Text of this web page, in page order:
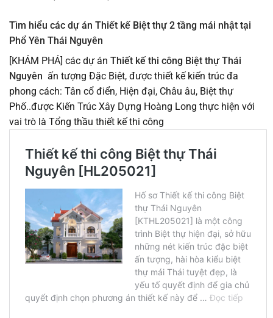
Tìm hiểu các dự án Thiết kế Biệt thự 2 tầng mái nhật tại
Phổ Yên Thái Nguyên
[KHÁM PHÁ] các dự án Thiết kế thi công Biệt thự Thái
Nguyên ấn tượng Đặc Biệt, được thiết kế kiến trúc đa
phong cách: Tân cổ điển, Hiện đại, Châu âu, Biệt thự
Phố..được Kiến Trúc Xây Dựng Hoàng Long thực hiện với
vai trò là Tổng thầu thiết kế thi công